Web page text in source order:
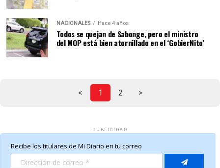
NACIONALES Hace 4 años
Todos se quejan de Sabonge, pero el ministro
del MOP está bien atornillado en el ‘GobierNito’
< 1 2 >
PUBLICIDAD